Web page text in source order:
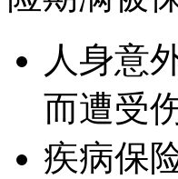
人身意
而遭受
疾病保